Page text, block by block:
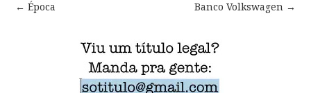
Post
navigation
← Época Banco Volkswagen →